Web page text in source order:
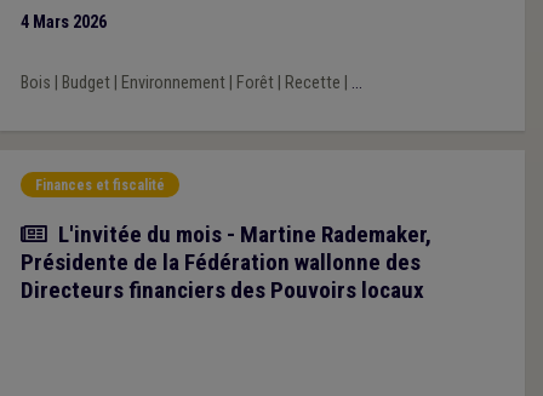
4 Mars 2026
Bois Budget| Environnement| Forêt| Recette ...
Finances et fiscalité
Article
L'invitée du mois - Martine Rademaker,
Présidente de la Fédération wallonne des
Directeurs financiers des Pouvoirs locaux